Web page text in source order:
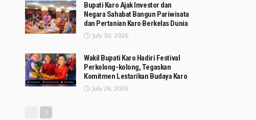
Bupati Karo Ajak Investor dan
Negara Sahabat Bangun Pariwisata
dan Pertanian Karo Berkelas Dunia
July 30, 2026
Wakil Bupati Karo Hadiri Festival
Perkolong-kolong, Tegaskan
Komitmen Lestarikan Budaya Karo
July 26, 2026